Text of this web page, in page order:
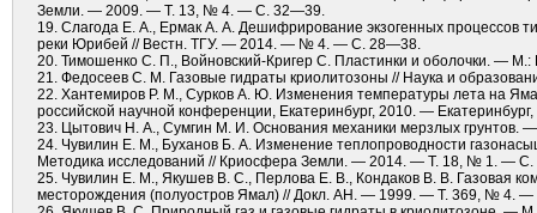
Земли. — 2009. — Т. 13, № 4. — С. 32—39.
19. Слагода Е. А., Ермак А. А. Дешифрирование экзогенных процессов
реки Юрибей // Вестн. ТГУ. — 2014. — № 4. — С. 28—38.
20. Тимошенко С. П., Войновский-Кригер С. Пластинки и оболочки. —
21. Федосеев С. М. Газовые гидраты криолитозоны // Наука и
22. Хантемиров Р. М., Сурков А. Ю. Изменения температуры лета на
российской научной конференции, Екатеринбург, 2010. —
23. Цытович Н. А., Сумгин М. И. Основания механики мерзлых
24. Чувилин Е. М., Буханов Б. А. Изменение теплопроводности
Методика исследований // Криосфера Земли. — 2014. — Т. 18, № 1. —
25. Чувилин Е. М., Якушев В. С., Перлова Е. В., Кондаков В. В. Газовая
месторождения (полуостров Ямал) // Докл. АН. — 1999. — Т. 369, № 4.